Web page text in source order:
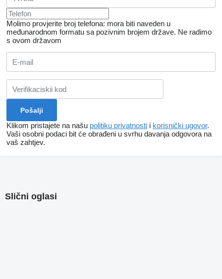
Molimo provjerite broj telefona: mora biti naveden u
međunarodnom formatu sa pozivnim brojem države. Ne radimo
s ovom državom
Klikom pristajete na našu politiku privatnosti i korisnički ugovor.
Vaši osobni podaci bit će obrađeni u svrhu davanja odgovora na
vaš zahtjev.
Slični oglasi